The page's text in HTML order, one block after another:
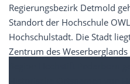
Regierungsbezirk Detmold
Standort der Hochschule
Hochschulstadt. Die Stadt
Zentrum des